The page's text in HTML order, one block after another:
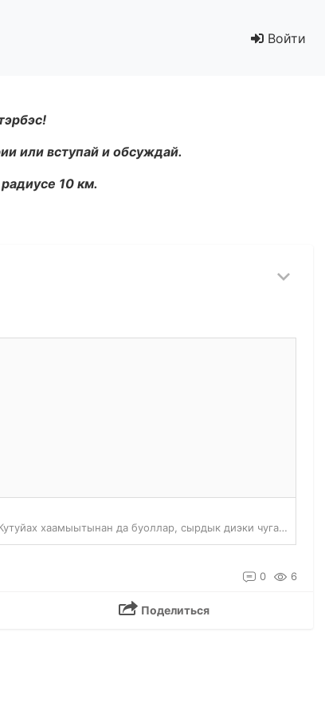
Войти
или вступай и обсуждай.
10 км.
Төһө да тохсунньу томороон тымныыта торулаан турдар, күн сырдыга уһаабыта биллэр курдук. Кутуйах хаамыытынан да буоллар, сырдык диэки чугаһаан иһэбит. Онон, күммүт уһуна төһө буолла? Саамай уһун тү…
0 6
Поделиться